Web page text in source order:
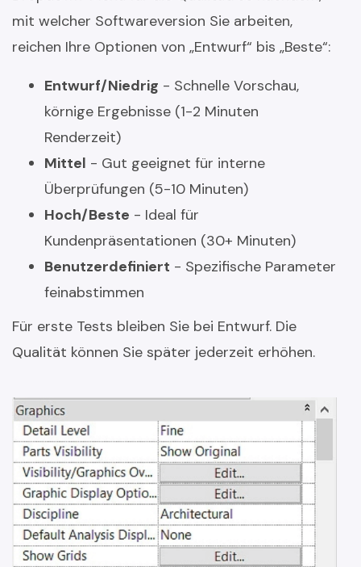
mit welcher Softwareversion Sie arbeiten,
reichen Ihre Optionen von „Entwurf“ bis „Beste“:
Entwurf/Niedrig - Schnelle Vorschau,
körnige Ergebnisse (1-2 Minuten
Renderzeit)
Mittel - Gut geeignet für interne
Überprüfungen (5-10 Minuten)
Hoch/Beste - Ideal für
Kundenpräsentationen (30+ Minuten)
Benutzerdefiniert - Spezifische Parameter
feinabstimmen
Für erste Tests bleiben Sie bei Entwurf. Die
Qualität können Sie später jederzeit erhöhen.